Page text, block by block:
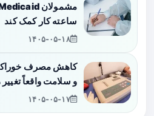
ساعته کار کمک کند
۱۴۰۵-۰۵-۱۸
کاهش مصرف
و سلامت واقعاً
۱۴۰۵-۰۵-۱۷